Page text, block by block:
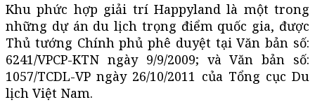
Khu phức hợp giải trí Happyland là một trong
những dự án du lịch trọng điểm quốc gia, được
Thủ tướng Chính phủ phê duyệt tại Văn bản số:
6241/VPCP-KTN ngày 9/9/2009; và Văn bản số:
1057/TCDL-VP ngày 26/10/2011 của Tổng cục Du
lịch Việt Nam.